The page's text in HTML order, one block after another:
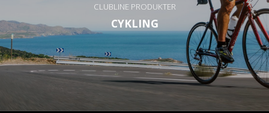
CLUBLINE PRODUKTER
CYKLING